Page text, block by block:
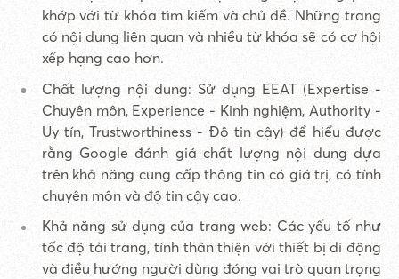
khớp với từ khóa tìm kiếm và chủ đề. Những trang
có nội dung liên quan và nhiều từ khóa sẽ có cơ hội
xếp hạng cao hơn.
Chất lượng nội dung: Sử dụng EEAT (Expertise -
Chuyên môn, Experience - Kinh nghiệm, Authority -
Uy tín, Trustworthiness - Độ tin cậy) để hiểu được
rằng Google đánh giá chất lượng nội dung dựa
trên khả năng cung cấp thông tin có giá trị, có tính
chuyên môn và độ tin cậy cao.
Khả năng sử dụng của trang web: Các yếu tố như
tốc độ tải trang, tính thân thiện với thiết bị di động
và điều hướng người dùng đóng vai trò quan trọng